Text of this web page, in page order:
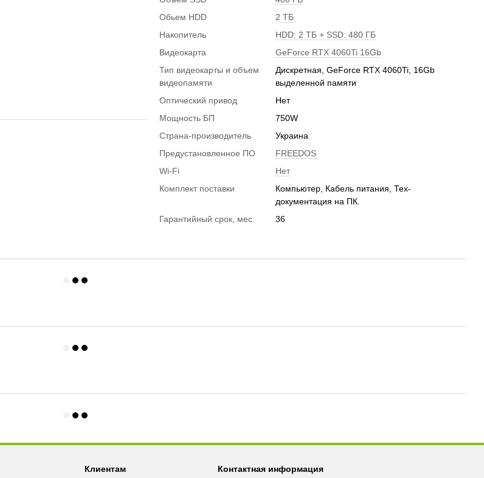
Обьем HDD
2 ТБ
Накопитель
HDD: 2 ТБ + SSD: 480 ГБ
Видеокарта
GeForce RTX 4060Ti 16Gb
Тип видеокарты и объем
видеопамяти
Дискретная, GeForce RTX 4060Ti, 16Gb
выделенной памяти
Оптический привод
Нет
Мощность БП
750W
Страна-производитель
Украина
Предустановленное ПО
FREEDOS
Wi-Fi
Нет
Комплект поставки
Компьютер, Кабель питания, Тех-
документация на ПК.
Гарантийный срок, мес.
36
Клиентам Контактная информация